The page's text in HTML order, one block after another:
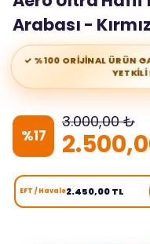
Arabası -
✓ %100 ORİJİNAL ÜRÜN
%17
3.000,00 ₺
EFT / Havale2.450,00 TL